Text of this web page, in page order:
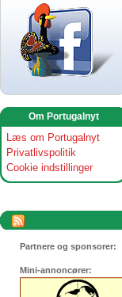
Om Portugalnyt
Læs om Portugalnyt
Privatlivspolitik
Cookie indstillinger
Partnere og sponsorer:
Mini-annoncører: